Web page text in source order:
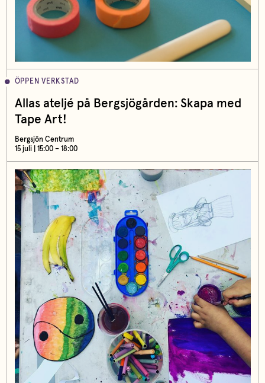
ÖPPEN VERKSTAD
Allas ateljé på Bergsjögården: Skapa med
Tape Art!
Bergsjön Centrum
15 juli | 15:00 – 18:00